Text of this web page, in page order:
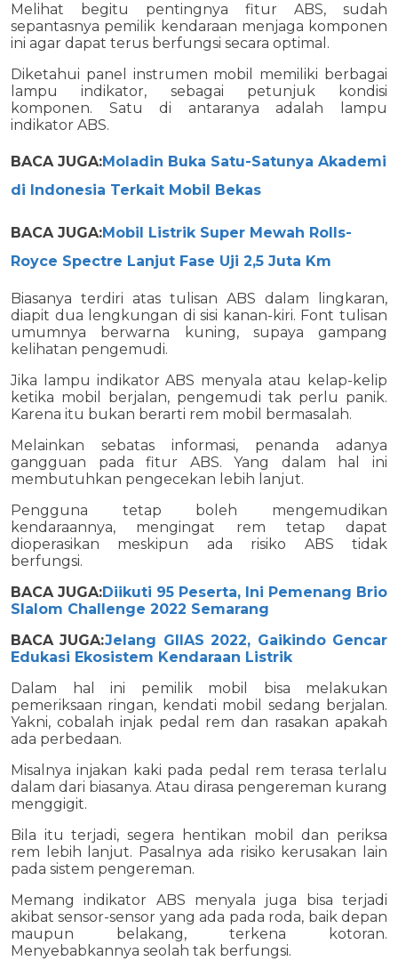
Melihat begitu pentingnya fitur ABS, sudah
sepantasnya pemilik kendaraan menjaga komponen
ini agar dapat terus berfungsi secara optimal.
Diketahui panel instrumen mobil memiliki berbagai
lampu indikator, sebagai petunjuk kondisi
komponen. Satu di antaranya adalah lampu
indikator ABS.
BACA JUGA:Moladin Buka Satu-Satunya Akademi
di Indonesia Terkait Mobil Bekas
BACA JUGA:Mobil Listrik Super Mewah Rolls-
Royce Spectre Lanjut Fase Uji 2,5 Juta Km
Biasanya terdiri atas tulisan ABS dalam lingkaran,
diapit dua lengkungan di sisi kanan-kiri. Font tulisan
umumnya berwarna kuning, supaya gampang
kelihatan pengemudi.
Jika lampu indikator ABS menyala atau kelap-kelip
ketika mobil berjalan, pengemudi tak perlu panik.
Karena itu bukan berarti rem mobil bermasalah.
Melainkan sebatas informasi, penanda adanya
gangguan pada fitur ABS. Yang dalam hal ini
membutuhkan pengecekan lebih lanjut.
Pengguna tetap boleh mengemudikan
kendaraannya, mengingat rem tetap dapat
dioperasikan meskipun ada risiko ABS tidak
berfungsi.
BACA JUGA:Diikuti 95 Peserta, Ini Pemenang Brio
Slalom Challenge 2022 Semarang
BACA JUGA:Jelang GIIAS 2022, Gaikindo Gencar
Edukasi Ekosistem Kendaraan Listrik
Dalam hal ini pemilik mobil bisa melakukan
pemeriksaan ringan, kendati mobil sedang berjalan.
Yakni, cobalah injak pedal rem dan rasakan apakah
ada perbedaan.
Misalnya injakan kaki pada pedal rem terasa terlalu
dalam dari biasanya. Atau dirasa pengereman kurang
menggigit.
Bila itu terjadi, segera hentikan mobil dan periksa
rem lebih lanjut. Pasalnya ada risiko kerusakan lain
pada sistem pengereman.
Memang indikator ABS menyala juga bisa terjadi
akibat sensor-sensor yang ada pada roda, baik depan
maupun belakang, terkena kotoran.
Menyebabkannya seolah tak berfungsi.